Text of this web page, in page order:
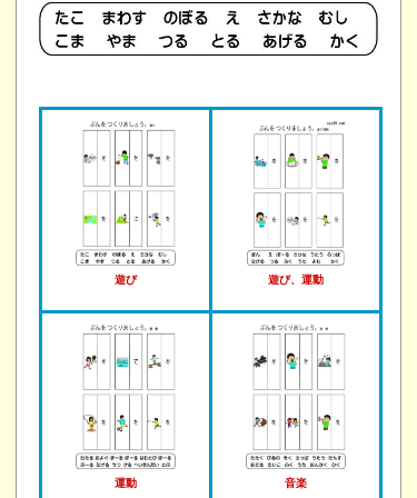
遊び 遊び、運動
運動 音楽